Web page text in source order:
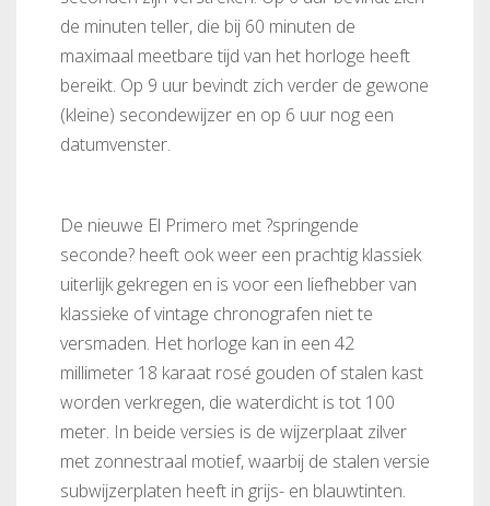
de minuten teller, die bij 60 minuten de
maximaal meetbare tijd van het horloge heeft
bereikt. Op 9 uur bevindt zich verder de gewone
(kleine) secondewijzer en op 6 uur nog een
datumvenster.
De nieuwe El Primero met ?springende
seconde? heeft ook weer een prachtig klassiek
uiterlijk gekregen en is voor een liefhebber van
klassieke of vintage chronografen niet te
versmaden. Het horloge kan in een 42
millimeter 18 karaat rosé gouden of stalen kast
worden verkregen, die waterdicht is tot 100
meter. In beide versies is de wijzerplaat zilver
met zonnestraal motief, waarbij de stalen versie
subwijzerplaten heeft in grijs- en blauwtinten.